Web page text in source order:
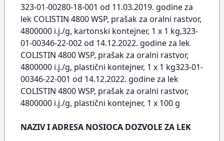
323-01-00280-18-001 od 11.03.2019. godine za
lek COLISTIN 4800 WSP, prašak za oralni rastvor,
4800000 i.j./g, kartonski kontejner, 1 x 1 kg,323-
01-00346-22-002 od 14.12.2022. godine za lek
COLISTIN 4800 WSP, prašak za oralni rastvor,
4800000 i.j./g, plastični kontejner, 1 x 1 kg323-01-
00346-22-001 od 14.12.2022. godine za lek
COLISTIN 4800 WSP, prašak za oralni rastvor,
4800000 i.j./g, plastični kontejner, 1 x 100 g
NAZIV I ADRESA NOSIOCA DOZVOLE ZA LEK